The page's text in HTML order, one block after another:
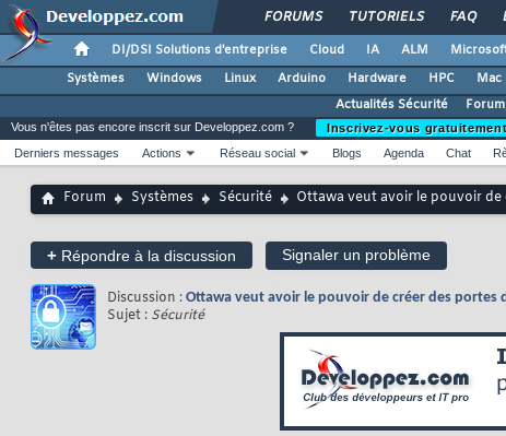
FORUMS TUTORIELS FAQ
DI/DSI Solutions d'entreprise Cloud IA ALM
Systèmes
Windows Linux Arduino Hardware HPC Mac
Actualités Sécurité
Vous n'êtes pas encore inscrit sur Developpez.com ?
Inscrivez-vous
Derniers messages
Actions Réseau social Blogs Agenda Chat
Forum Systèmes Sécurité Ottawa veut avoir le pouvoir de
+ Répondre à la discussion Signaler un problème
Discussion : Ottawa veut avoir le pouvoir de créer des portes
Sujet : Sécurité